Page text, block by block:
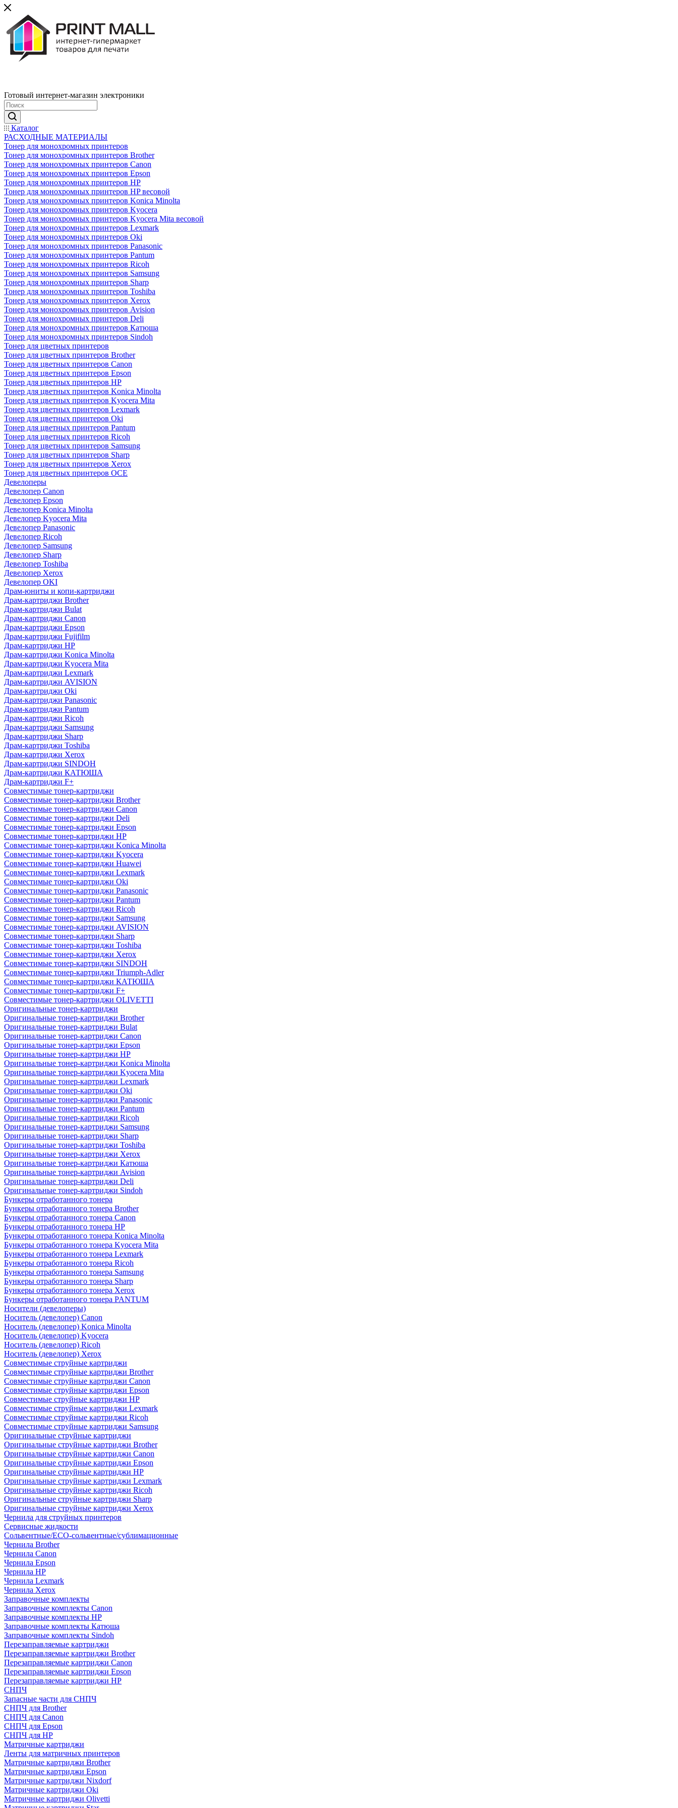
Готовый интернет-магазин электроники
Каталог
РАСХОДНЫЕ МАТЕРИАЛЫ
Тонер для монохромных принтеров
Тонер для монохромных принтеров Brother
Тонер для монохромных принтеров Canon
Тонер для монохромных принтеров Epson
Тонер для монохромных принтеров HP
Тонер для монохромных принтеров HP весовой
Тонер для монохромных принтеров Konica Minolta
Тонер для монохромных принтеров Kyocera
Тонер для монохромных принтеров Kyocera Mita весовой
Тонер для монохромных принтеров Lexmark
Тонер для монохромных принтеров Oki
Тонер для монохромных принтеров Panasonic
Тонер для монохромных принтеров Pantum
Тонер для монохромных принтеров Ricoh
Тонер для монохромных принтеров Samsung
Тонер для монохромных принтеров Sharp
Тонер для монохромных принтеров Toshiba
Тонер для монохромных принтеров Xerox
Тонер для монохромных принтеров Avision
Тонер для монохромных принтеров Deli
Тонер для монохромных принтеров Катюша
Тонер для монохромных принтеров Sindoh
Тонер для цветных принтеров
Тонер для цветных принтеров Brother
Тонер для цветных принтеров Canon
Тонер для цветных принтеров Epson
Тонер для цветных принтеров HP
Тонер для цветных принтеров Konica Minolta
Тонер для цветных принтеров Kyocera Mita
Тонер для цветных принтеров Lexmark
Тонер для цветных принтеров Oki
Тонер для цветных принтеров Pantum
Тонер для цветных принтеров Ricoh
Тонер для цветных принтеров Samsung
Тонер для цветных принтеров Sharp
Тонер для цветных принтеров Xerox
Тонер для цветных принтеров OCE
Девелоперы
Девелопер Canon
Девелопер Epson
Девелопер Konica Minolta
Девелопер Kyocera Mita
Девелопер Panasonic
Девелопер Ricoh
Девелопер Samsung
Девелопер Sharp
Девелопер Toshiba
Девелопер Xerox
Девелопер OKI
Драм-юниты и копи-картриджи
Драм-картриджи Brother
Драм-картриджи Bulat
Драм-картриджи Canon
Драм-картриджи Epson
Драм-картриджи Fujifilm
Драм-картриджи HP
Драм-картриджи Konica Minolta
Драм-картриджи Kyocera Mita
Драм-картриджи Lexmark
Драм-картриджи AVISION
Драм-картриджи Oki
Драм-картриджи Panasonic
Драм-картриджи Pantum
Драм-картриджи Ricoh
Драм-картриджи Samsung
Драм-картриджи Sharp
Драм-картриджи Toshiba
Драм-картриджи Xerox
Драм-картриджи SINDOH
Драм-картриджи КАТЮША
Драм-картриджи F+
Совместимые тонер-картриджи
Совместимые тонер-картриджи Brother
Совместимые тонер-картриджи Canon
Совместимые тонер-картриджи Deli
Совместимые тонер-картриджи Epson
Совместимые тонер-картриджи HP
Совместимые тонер-картриджи Konica Minolta
Совместимые тонер-картриджи Kyocera
Совместимые тонер-картриджи Huawei
Совместимые тонер-картриджи Lexmark
Совместимые тонер-картриджи Oki
Совместимые тонер-картриджи Panasonic
Совместимые тонер-картриджи Pantum
Совместимые тонер-картриджи Ricoh
Совместимые тонер-картриджи Samsung
Совместимые тонер-картриджи AVISION
Совместимые тонер-картриджи Sharp
Совместимые тонер-картриджи Toshiba
Совместимые тонер-картриджи Xerox
Совместимые тонер-картриджи SINDOH
Совместимые тонер-картриджи Triumph-Adler
Совместимые тонер-картриджи КАТЮША
Совместимые тонер-картриджи F+
Совместимые тонер-картриджи OLIVETTI
Оригинальные тонер-картриджи
Оригинальные тонер-картриджи Brother
Оригинальные тонер-картриджи Bulat
Оригинальные тонер-картриджи Canon
Оригинальные тонер-картриджи Epson
Оригинальные тонер-картриджи HP
Оригинальные тонер-картриджи Konica Minolta
Оригинальные тонер-картриджи Kyocera Mita
Оригинальные тонер-картриджи Lexmark
Оригинальные тонер-картриджи Oki
Оригинальные тонер-картриджи Panasonic
Оригинальные тонер-картриджи Pantum
Оригинальные тонер-картриджи Ricoh
Оригинальные тонер-картриджи Samsung
Оригинальные тонер-картриджи Sharp
Оригинальные тонер-картриджи Toshiba
Оригинальные тонер-картриджи Xerox
Оригинальные тонер-картриджи Катюша
Оригинальные тонер-картриджи Avision
Оригинальные тонер-картриджи Deli
Оригинальные тонер-картриджи Sindoh
Бункеры отработанного тонера
Бункеры отработанного тонера Brother
Бункеры отработанного тонера Canon
Бункеры отработанного тонера HP
Бункеры отработанного тонера Konica Minolta
Бункеры отработанного тонера Kyocera Mita
Бункеры отработанного тонера Lexmark
Бункеры отработанного тонера Ricoh
Бункеры отработанного тонера Samsung
Бункеры отработанного тонера Sharp
Бункеры отработанного тонера Xerox
Бункеры отработанного тонера PANTUM
Носители (девелоперы)
Носитель (девелопер) Canon
Носитель (девелопер) Konica Minolta
Носитель (девелопер) Kyocera
Носитель (девелопер) Ricoh
Носитель (девелопер) Xerox
Совместимые струйные картриджи
Совместимые струйные картриджи Brother
Совместимые струйные картриджи Canon
Совместимые струйные картриджи Epson
Совместимые струйные картриджи HP
Совместимые струйные картриджи Lexmark
Совместимые струйные картриджи Ricoh
Совместимые струйные картриджи Samsung
Оригинальные струйные картриджи
Оригинальные струйные картриджи Brother
Оригинальные струйные картриджи Canon
Оригинальные струйные картриджи Epson
Оригинальные струйные картриджи HP
Оригинальные струйные картриджи Lexmark
Оригинальные струйные картриджи Ricoh
Оригинальные струйные картриджи Sharp
Оригинальные струйные картриджи Xerox
Чернила для струйных принтеров
Сервисные жидкости
Сольвентные/ECO-сольвентные/сублимационные
Чернила Brother
Чернила Canon
Чернила Epson
Чернила HP
Чернила Lexmark
Чернила Xerox
Заправочные комплекты
Заправочные комплекты Canon
Заправочные комплекты HP
Заправочные комплекты Катюша
Заправочные комплекты Sindoh
Перезаправляемые картриджи
Перезаправляемые картриджи Brother
Перезаправляемые картриджи Canon
Перезаправляемые картриджи Epson
Перезаправляемые картриджи HP
СНПЧ
Запасные части для СНПЧ
СНПЧ для Brother
СНПЧ для Canon
СНПЧ для Epson
СНПЧ для HP
Матричные картриджи
Ленты для матричных принтеров
Матричные картриджи Brother
Матричные картриджи Epson
Матричные картриджи Nixdorf
Матричные картриджи Oki
Матричные картриджи Olivetti